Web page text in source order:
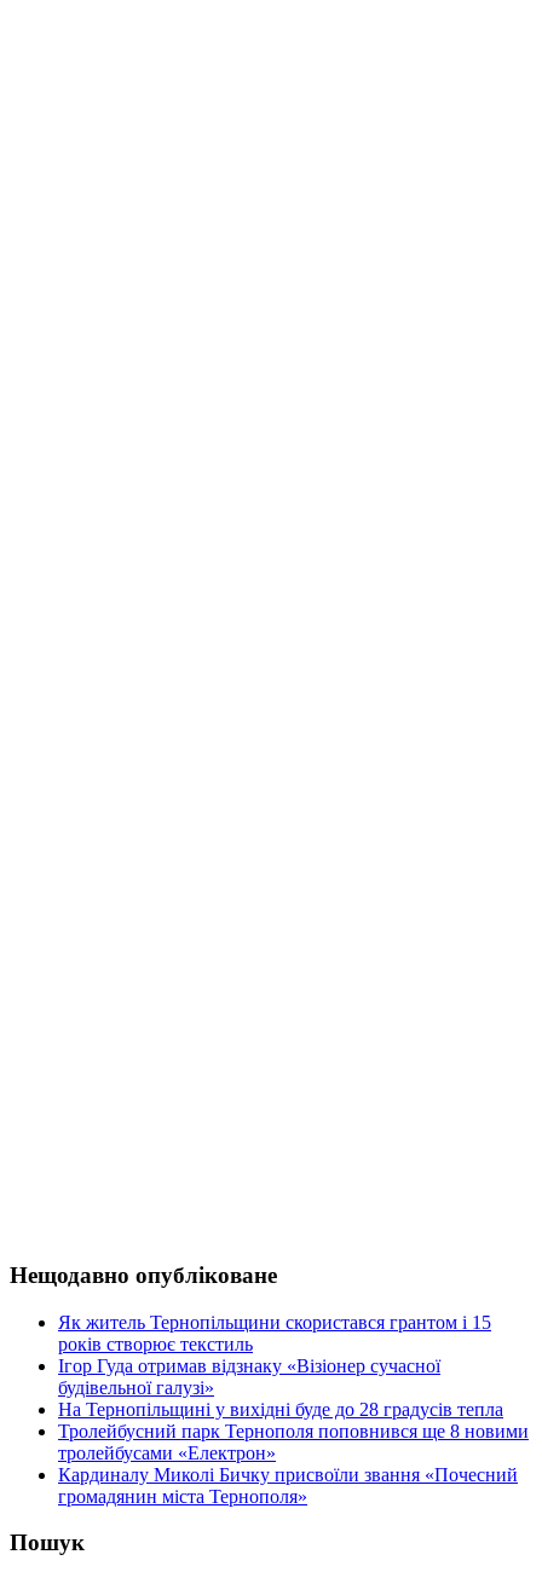
Нещодавно опубліковане
Як житель Тернопільщини скористався грантом і 15
років створює текстиль
Ігор Гуда отримав відзнаку «Візіонер сучасної
будівельної галузі»
На Тернопільщині у вихідні буде до 28 градусів тепла
Тролейбусний парк Тернополя поповнився ще 8 новими
тролейбусами «Електрон»
Кардиналу Миколі Бичку присвоїли звання «Почесний
громадянин міста Тернополя»
Пошук